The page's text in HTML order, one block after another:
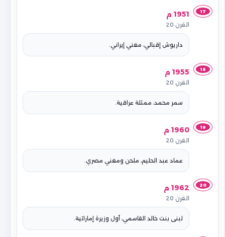
17 1951 م
القرن 20
داريوش إقبالي، مغني إيراني.
18 1955 م
القرن 20
سمر محمد، ممثلة عراقية.
19 1960 م
القرن 20
عماد عبد الحليم، ملحن ومغني مصري.
20 1962 م
القرن 20
لبنى بنت خالد القاسمي، أول وزيرة إماراتية.